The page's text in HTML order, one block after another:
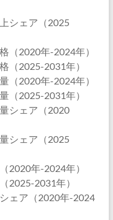
シェア（2025
（2020年-2024年）
（2025-2031年）
（2020年-2024年）
（2025-2031年）
シェア（2020
シェア（2025
2020年-2024年）
2025-2031年）
ェア（2020年-2024